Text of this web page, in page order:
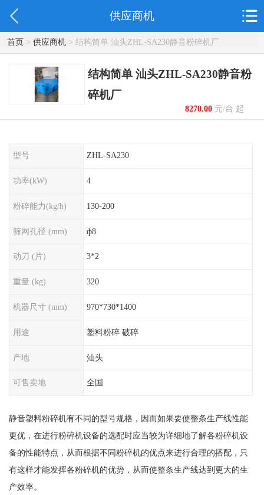
供应商机
首页> 供应商机> 结构简单 汕头ZHL-SA230静音粉碎机厂
结构简单 汕头ZHL-SA230静音粉
碎机厂
8270.00元/台 起
型号 ZHL-SA230
功率(kW) 4
粉碎能力(kg/h) 130-200
筛网孔径 (mm) ф8
动刀 (片) 3*2
重量 (kg) 320
机器尺寸 (mm) 970*730*1400
用途 塑料粉碎 破碎
产地 汕头
可售卖地 全国
静音塑料粉碎机有不同的型号规格，因而如果要使整条生产线性能
更优，在进行粉碎机设备的选配时应当较为详细地了解各粉碎机设
备的性能特点，从而根据不同粉碎机的优点来进行合理的搭配，只
有这样才能发挥各粉碎机的优势，从而使整条生产线达到更大的生
产效率。